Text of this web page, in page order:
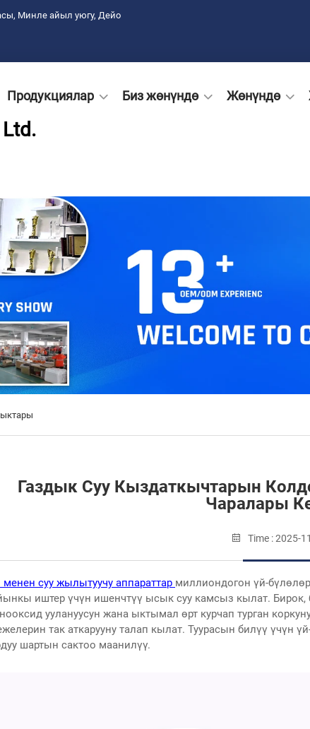
Минле айыл уюгу, Дейо
Продукциялар Биз жөнүндө Жөнүндө
Газдык Суу Кыздаткычтарын
Чаралары
Time : 2025-
менен суу жылытуучу аппараттар миллиондогон үй-
иштер үчүн ишенчтүү ысык суу камсыз кылат. Бирок,
уулануусун жана ыктымал өрт курчап турган
так аткарууну талап кылат. Туурасын билүү үчүн
шартын сактоо маанилүү.